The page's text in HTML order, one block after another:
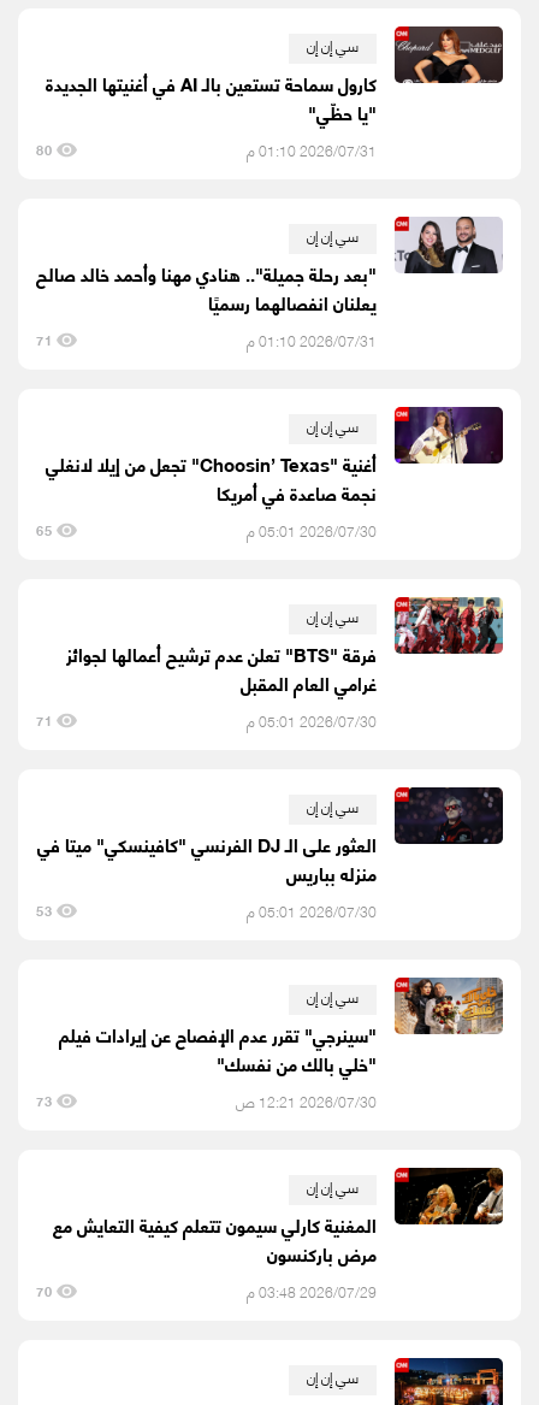
سي إن إن
كارول سماحة تستعين بالـ AI في أغنيتها الجديدة
"يا حظّي"
2026/07/31 01:10 م 80
سي إن إن
"بعد رحلة جميلة".. هنادي مهنا وأحمد خالد صالح
يعلنان انفصالهما رسميًا
2026/07/31 01:10 م 71
سي إن إن
أغنية "Choosin’ Texas" تجعل من إيلا لانغلي
نجمة صاعدة في أمريكا
2026/07/30 05:01 م 65
سي إن إن
فرقة "BTS" تعلن عدم ترشيح أعمالها لجوائز
غرامي العام المقبل
2026/07/30 05:01 م 71
سي إن إن
العثور على الـ DJ الفرنسي "كافينسكي" ميتا في
منزله بباريس
2026/07/30 05:01 م 53
سي إن إن
"سينرجي" تقرر عدم الإفصاح عن إيرادات فيلم
"خلي بالك من نفسك"
2026/07/30 12:21 ص 73
سي إن إن
المغنية كارلي سيمون تتعلم كيفية التعايش مع
مرض باركنسون
2026/07/29 03:48 م 70
سي إن إن